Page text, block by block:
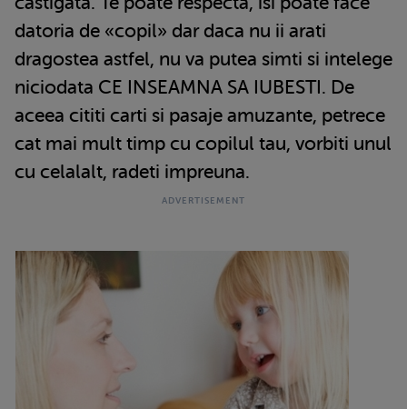
datoria de «copil» dar daca nu ii arati
dragostea astfel, nu va putea simti si intelege
niciodata CE INSEAMNA SA IUBESTI. De
aceea cititi carti si pasaje amuzante, petrece
cat mai mult timp cu copilul tau, vorbiti unul
cu celalalt, radeti impreuna.